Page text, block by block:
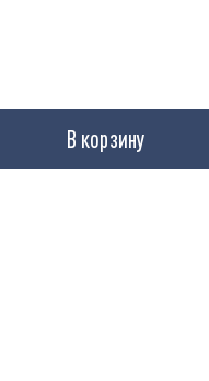
В корзину